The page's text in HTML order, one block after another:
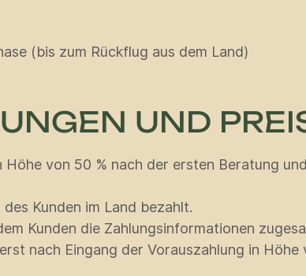
(bis zum Rückflug aus dem Land)
UND
von 50 % nach der ersten Beratung
Kunden im Land bezahlt.
Kunden die Zahlungsinformationen
nach Eingang der Vorauszahlung in Höhe